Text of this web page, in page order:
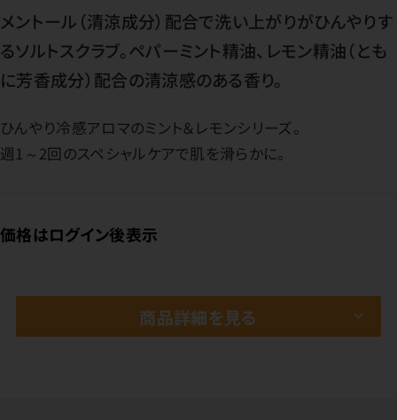
メントール（清涼成分）配合で洗い上がりがひんやりす
るソルトスクラブ。ペパーミント精油、レモン精油（とも
に芳香成分）配合の清涼感のある香り。
ひんやり冷感アロマのミント＆レモンシリーズ。
週1～2回のスペシャルケアで肌を滑らかに。
価格はログイン後表示
商品詳細を見る